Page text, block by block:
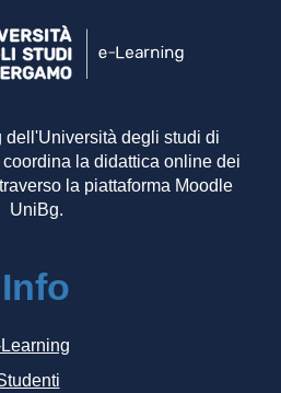
dell'Università degli studi di
la didattica online dei
la piattaforma Moodle
UniBg.
Info